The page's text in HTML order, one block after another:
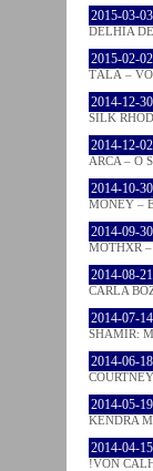
2015-03-03
DELHIA
2015-02-02
TĀLĀ –
2014-12-30
SILK
2014-12-02
ARCA – O
2014-10-30
MONEY –
2014-09-30
MOTHXR
2014-08-21
CARLA
2014-07-14
SHAMIR:
2014-06-18
2014-05-19
KENDRA
2014-04-15
!VON